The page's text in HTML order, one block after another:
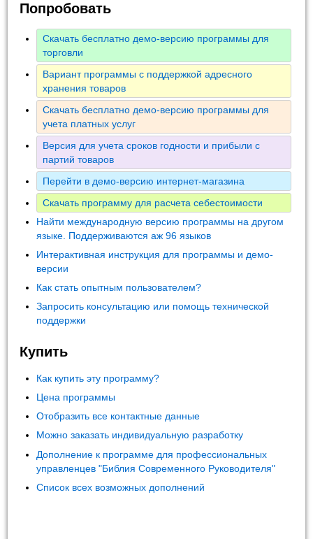
Попробовать
Скачать бесплатно демо-версию программы для
торговли
Вариант программы с поддержкой адресного
хранения товаров
Скачать бесплатно демо-версию программы для
учета платных услуг
Версия для учета сроков годности и прибыли с
партий товаров
Перейти в демо-версию интернет-магазина
Скачать программу для расчета себестоимости
Найти международную версию программы на другом
языке. Поддерживаются аж 96 языков
Интерактивная инструкция для программы и демо-
версии
Как стать опытным пользователем?
Запросить консультацию или помощь технической
поддержки
Купить
Как купить эту программу?
Цена программы
Отобразить все контактные данные
Можно заказать индивидуальную разработку
Дополнение к программе для профессиональных
управленцев "Библия Современного Руководителя"
Список всех возможных дополнений